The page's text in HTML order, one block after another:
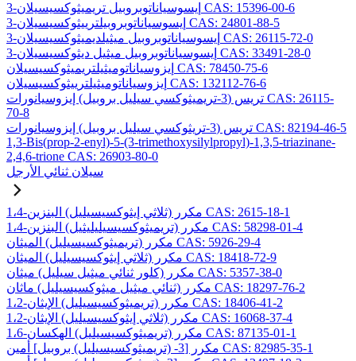
3-إيسوسياناتوبروبيل تريميثوكسيسيلان CAS: 15396-00-6
3-إيسوسياناتوبروبيلترييثوكسيسيلان CAS: 24801-88-5
3-إيسوسياناتوبروبيل ميثيلديميثوكسيسيلان CAS: 26115-72-0
3-إيسوسياناتوبروبيل ميثيل ديثوكسيسيلان CAS: 33491-28-0
إيزوسياناتوميثيلتريميثوكسيسيلان CAS: 78450-75-6
إيزوسياناتوميثيلترييثوكسيسيلان CAS: 132112-76-6
تريس (3-تريميثوكسي سيليل بروبيل) إيزوسيانورات CAS: 26115-
70-8
تريس (3-تريثوكسي سيليل بروبيل) إيزوسيانورات CAS: 82194-46-5
1,3-Bis(prop-2-enyl)-5-(3-trimethoxysilylpropyl)-1,3,5-triazinane-
2,4,6-trione CAS: 26903-80-0
سيلان ثنائي الأرجل
1،4-مكرر (ثلاثي إيثوكسيسيليل) البنزين CAS: 2615-18-1
1،4-مكرر (تريميثوكسيسيليليثيل) البنزين CAS: 58298-01-4
مكرر (تريميثوكسيسيليل) الميثان CAS: 5926-29-4
مكرر (ثلاثي إيثوكسيسيليل) الميثان CAS: 18418-72-9
مكرر (كلور ثنائي ميثيل سيليل) ميثان CAS: 5357-38-0
مكرر (ثنائي ميثيل ميثوكسيسيليل) ماثان CAS: 18297-76-2
1،2-مكرر (تريميثوكسيسيليل) الإيثان CAS: 18406-41-2
1،2-مكرر (ثلاثي إيثوكسيسيليل) الإيثان CAS: 16068-37-4
1،6-مكرر (تريميثوكسيسيليل) الهكسان CAS: 87135-01-1
مكرر [3- (تريميثوكسيسيليل) بروبيل] أمين CAS: 82985-35-1